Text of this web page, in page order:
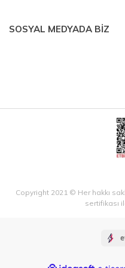
SOSYAL MEDYADA BİZ
Copyright 2021 © Her hakkı
sertifikası